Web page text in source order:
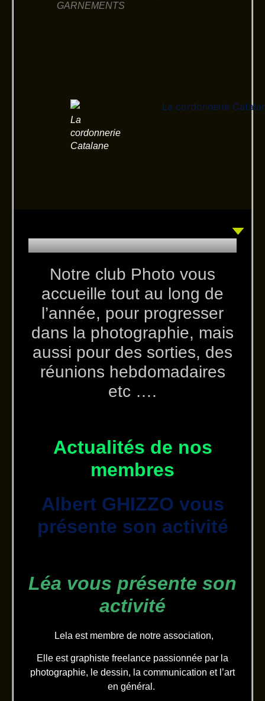
GARNEMENTS
La
cordonnerie
Catalane
Notre club Photo vous
accueille tout au long de
l’année, pour progresser
dans la photographie, mais
aussi pour des sorties, des
réunions hebdomadaires
etc ….
Actualités de nos
membres
Albert GHIZZO vous
présente son activité
Léa vous présente son
activité
Lela est membre de notre association,
Elle est graphiste freelance passionnée par la
photographie, le dessin, la communication et l’art
en général.